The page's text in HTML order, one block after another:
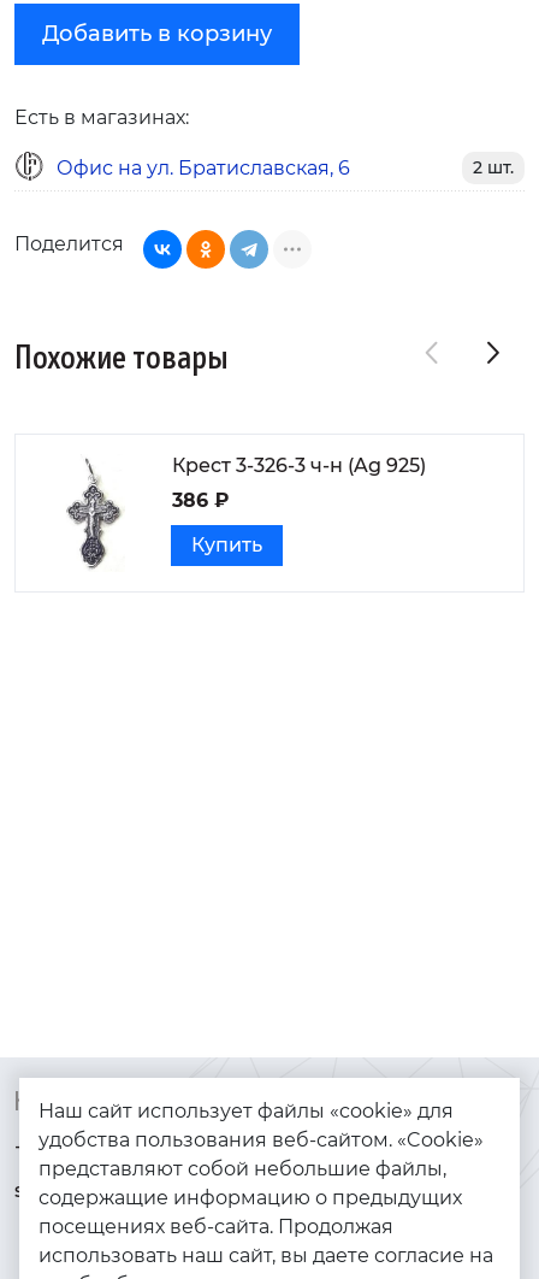
Добавить в корзину
Есть в магазинах:
Офис на ул. Братиславская, 6 2 шт.
Поделится
Похожие товары
Крест 3-326-3 ч-н (Ag 925)
386 ₽
Купить
Контакты
+7 (925) 144-64-73
serebryanyye.grani@mail.ru
Каталог
Браслеты
Золото
Серебро
Наш сайт использует файлы «cookie» для
удобства пользования веб-сайтом. «Cookie»
представляют собой небольшие файлы,
содержащие информацию о предыдущих
посещениях веб-сайта. Продолжая
использовать наш сайт, вы даете согласие на